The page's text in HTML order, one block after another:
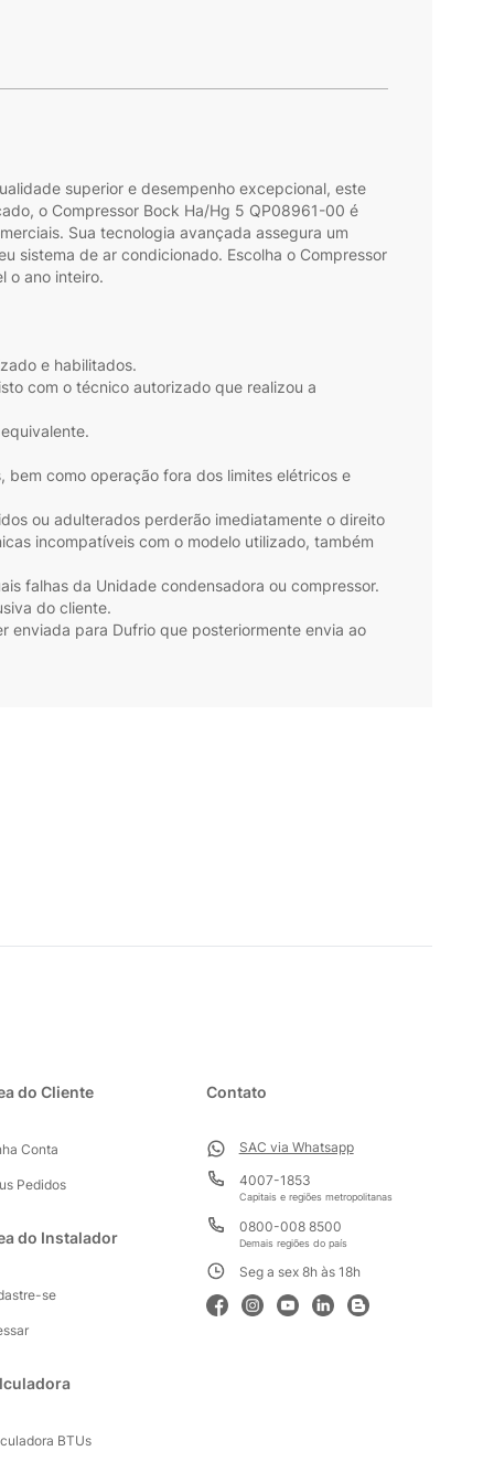
superior e desempenho excepcional, este
o Compressor Bock Ha/Hg 5 QP08961-00 é
Sua tecnologia avançada assegura um
sistema de ar condicionado. Escolha o Compressor
o ano inteiro.
e habilitados.
com o técnico autorizado que realizou a
como operação fora dos limites elétricos e
ou adulterados perderão imediatamente o direito
incompatíveis com o modelo utilizado, também
falhas da Unidade condensadora ou compressor.
do cliente.
para Dufrio que posteriormente envia ao
do Cliente
Conta
Pedidos
do Instalador
se
BTUs
Contato
SAC via Whatsapp
4007-1853
Capitais e regiões metropolitanas
0800-008 8500
Demais regiões do país
Seg a sex 8h às 18h